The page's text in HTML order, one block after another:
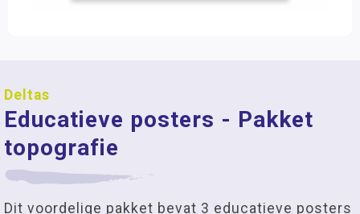
Deltas
Educatieve posters - Pakket
topografie
Dit voordelige pakket bevat 3 educatieve posters